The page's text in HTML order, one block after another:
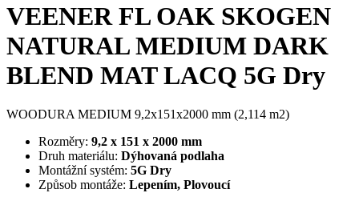
VEENER FL OAK SKOGEN
NATURAL MEDIUM DARK
BLEND MAT LACQ 5G Dry
WOODURA MEDIUM 9,2x151x2000 mm (2,114 m2)
Rozměry: 9,2 x 151 x 2000 mm
Druh materiálu: Dýhovaná podlaha
Montážní systém: 5G Dry
Způsob montáže: Lepením, Plovoucí